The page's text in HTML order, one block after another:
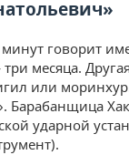
говорит
месяца.
или
Барабанщица
ударной